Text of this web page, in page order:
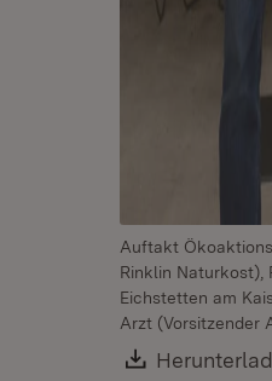
Auftakt
Rinklin Naturkost),
Eichstetten am
Arzt (Vorsitzender
Download: